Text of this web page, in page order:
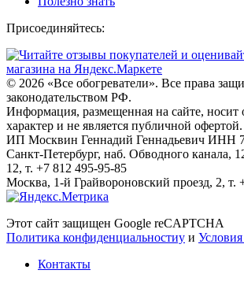
Присоединяйтесь:
© 2026 «Все обогреватели». Все права
законодательством РФ.
Информация, размещенная на сайте, носит
характер и не является публичной офертой.
ИП Москвин Геннадий Геннадьевич ИНН
Санкт-Петербург, наб. Обводного канала,
12, т. +7 812 495-95-85
Москва, 1-й Грайвороновский проезд, 2, т.
Этот сайт защищен Google reCAPTCHA
Политика конфиденциальностиy и
Контакты